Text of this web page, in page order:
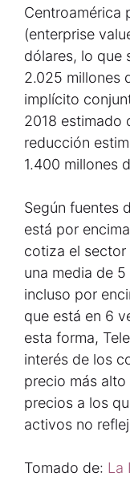
Centroamérica
(enterprise
dólares, lo que
2.025 millones
implícito
2018 estimado
reducción
1.400 millones
Según fuentes
está por
cotiza el sector
una media de
incluso por
que está en 6
esta forma,
interés de los
precio más
precios a los
activos no
Tomado de: La